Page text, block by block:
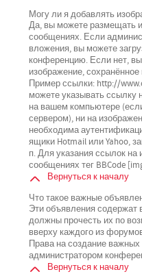
Могу ли я добавлять
Да, вы можете размещать
сообщениях. Если
вложения, вы можете
конференцию. Если нет,
изображение,
Пример ссылки: http://
можете указывать ссылку
на вашем компьютере
сервером), ни на
необходима
ящики Hotmail или Yahoo,
п. Для указания ссылок на
сообщениях тег BBCode
Вернуться к началу
Что такое важные
Эти объявления
должны прочесть их по
вверху каждого из
Права на создание
администратором
Вернуться к началу